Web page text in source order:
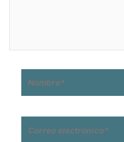
electrónico*